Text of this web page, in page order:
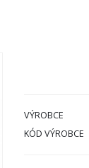
VÝROBCE
KÓD VÝROBCE